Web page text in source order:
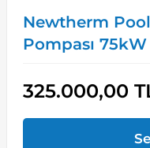
Newtherm
Pompası 75kW
325.000,00